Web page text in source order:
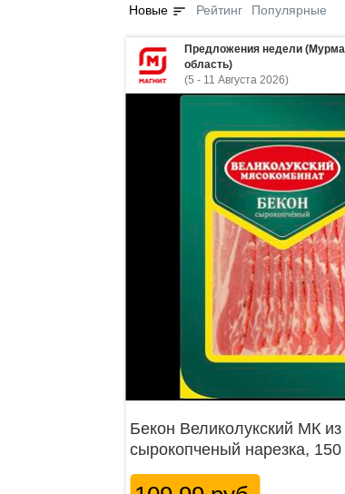
Новые sort Рейтинг Популярные
Предложения недели
область)
(5 - 11 Августа 2026)
Бекон Великолукский МК
сырокопченый нарезка, 150